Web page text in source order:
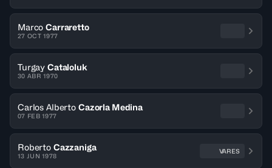
Marco Carraretto
27 OCT 1977
Turgay Cataloluk
30 ABR 1970
Carlos Alberto Cazorla Medina
07 FEB 1977
Roberto Cazzaniga
13 JUN 1978
VARES